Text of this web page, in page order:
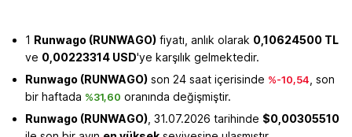
1 Runwago (RUNWAGO) fiyatı, anlık olarak 0,10624500 TL
ve 0,00223314 USD'ye karşılık gelmektedir.
Runwago (RUNWAGO) son 24 saat içerisinde %-10,54 , son
bir haftada %31,60 oranında değişmiştir.
Runwago (RUNWAGO) , 31.07.2026 tarihinde $0,00305510